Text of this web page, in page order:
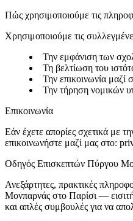
Πώς χρησιμοποιούμε τις
Χρησιμοποιούμε τις
Την εμφάνιση των
Τη βελτίωση του
Την επικοινωνία μαζί
Την τήρηση νομικών
Επικοινωνία
Εάν έχετε απορίες σχετικά με
επικοινωνήστε μαζί μας στο:
Οδηγός Επισκεπτών Πύργου
Ανεξάρτητες, πρακτικές
Μονπαρνάς στο Παρίσι —
και απλές συμβουλές για να